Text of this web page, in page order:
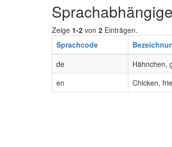
Zeige 1-2 von 2 Einträgen.
Sprachcode
de
Hähnchen,
en
Chicken,